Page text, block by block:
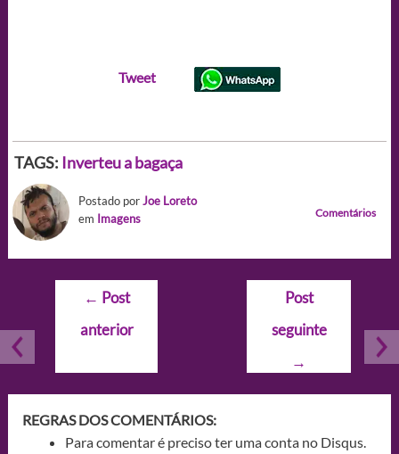
Tweet
TAGS: Inverteu a bagaça
Postado porJoe Loreto
em Imagens Comentários
Navegação
Post
← Post
anterior
Post
seguinte
→
REGRAS DOS COMENTÁRIOS:
Para comentar é preciso ter uma conta no Disqus.